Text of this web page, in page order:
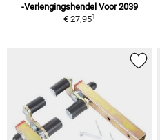
-Verlengingshendel Voor 2039
€ 27,951